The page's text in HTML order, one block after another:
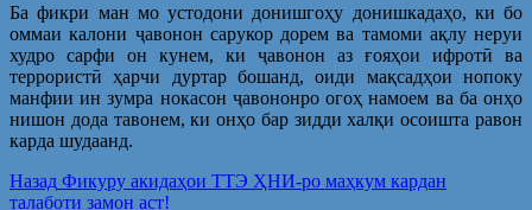
Ба фикри ман мо устодони донишгоҳу донишкадаҳо, ки бо
оммаи калони ҷавонон сарукор дорем ва тамоми ақлу неруи
худро сарфи он кунем, ки ҷавонон аз ғояҳои ифротӣ ва
террористӣ ҳарчи дуртар бошанд, оиди мақсадҳои нопоку
манфии ин зумра нокасон ҷавононро огоҳ намоем ва ба онҳо
нишон дода тавонем, ки онҳо бар зидди халқи осоишта равон
карда шудаанд.
Post
Назад Предыдущая
запись:
Фикуру акидаҳои ТТЭ ҲНИ-ро маҳкум кардан
талаботи замон аст!